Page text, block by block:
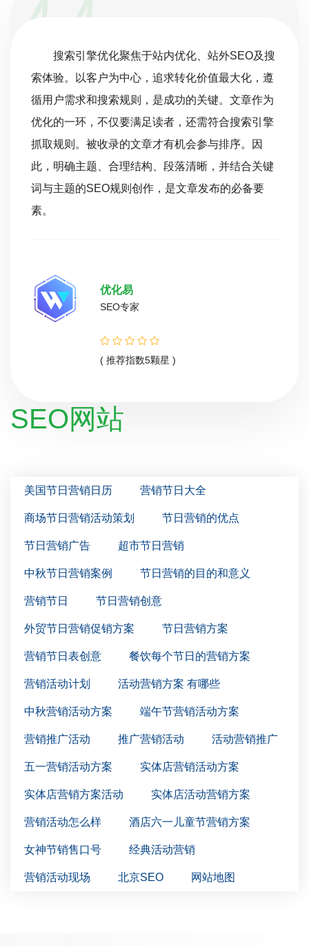
搜索引擎优化聚焦于站内优化、站外SEO及搜
索体验。以客户为中心，追求转化价值最大化，遵
循用户需求和搜索规则，是成功的关键。文章作为
优化的一环，不仅要满足读者，还需符合搜索引擎
抓取规则。被收录的文章才有机会参与排序。因
此，明确主题、合理结构、段落清晰，并结合关键
词与主题的SEO规则创作，是文章发布的必备要
素。
优化易
SEO专家
( 推荐指数5颗星 )
SEO网站
美国节日营销日历 营销节日大全
商场节日营销活动策划 节日营销的优点
节日营销广告 超市节日营销
中秋节日营销案例 节日营销的目的和意义
营销节日 节日营销创意
外贸节日营销促销方案 节日营销方案
营销节日表创意 餐饮每个节日的营销方案
营销活动计划 活动营销方案 有哪些
中秋营销活动方案 端午节营销活动方案
营销推广活动 推广营销活动 活动营销推广
五一营销活动方案 实体店营销活动方案
实体店营销方案活动 实体店活动营销方案
营销活动怎么样 酒店六一儿童节营销方案
女神节销售口号 经典活动营销
营销活动现场 北京SEO 网站地图